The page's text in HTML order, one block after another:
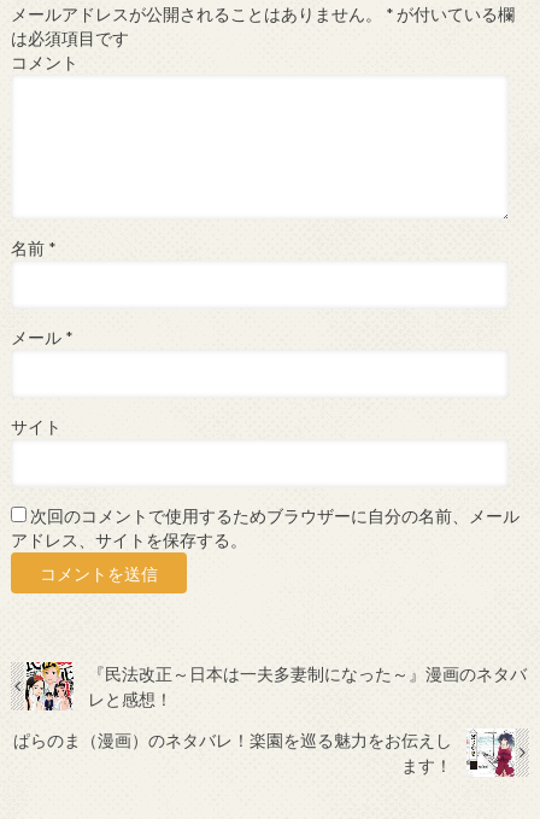
メールアドレスが公開されることはありません。 *が付いている欄
は必須項目です
コメント
名前 *
メール *
サイト
次回のコメントで使用するためブラウザーに自分の名前、メール
アドレス、サイトを保存する。
『民法改正～日本は一夫多妻制になった～』漫画のネタバ
レと感想！
ぱらのま（漫画）のネタバレ！楽園を巡る魅力をお伝えし
ます！